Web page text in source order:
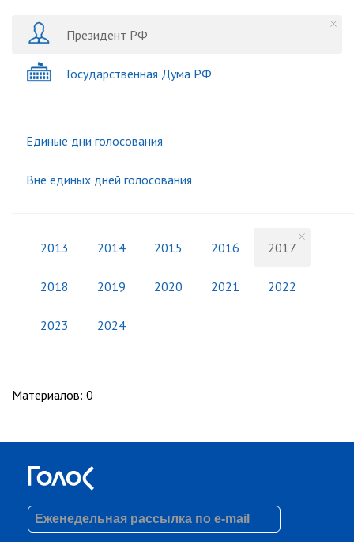
Президент РФ
Государственная Дума РФ
Единые дни голосования
Вне единых дней голосования
2013 2014 2015 2016 2017
2018 2019 2020 2021 2022
2023 2024
Материалов: 0